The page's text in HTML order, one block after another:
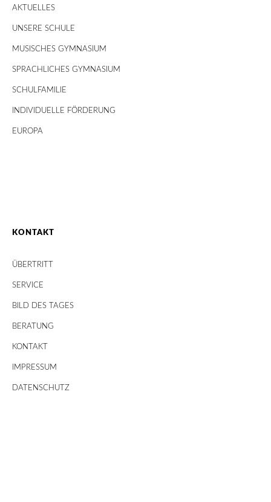
AKTUELLES
UNSERE SCHULE
MUSISCHES GYMNASIUM
SPRACHLICHES GYMNASIUM
SCHULFAMILIE
INDIVIDUELLE FÖRDERUNG
EUROPA
KONTAKT
ÜBERTRITT
SERVICE
BILD DES TAGES
BERATUNG
KONTAKT
IMPRESSUM
DATENSCHUTZ